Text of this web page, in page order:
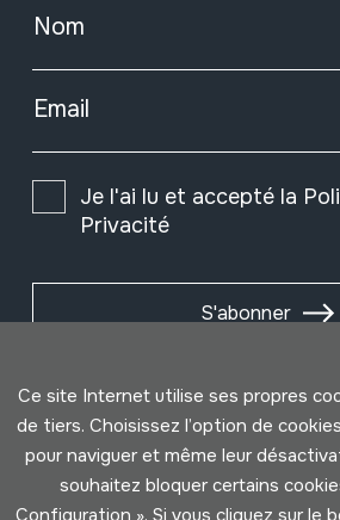
Nom
Email
Je l'ai lu et accepté la
Privacité
S'abonner
Ce site Internet utilise ses propres
de tiers. Choisissez l’option de
pour naviguer et même leur
souhaitez bloquer certains
Configuration ». Si vous cliquez sur le